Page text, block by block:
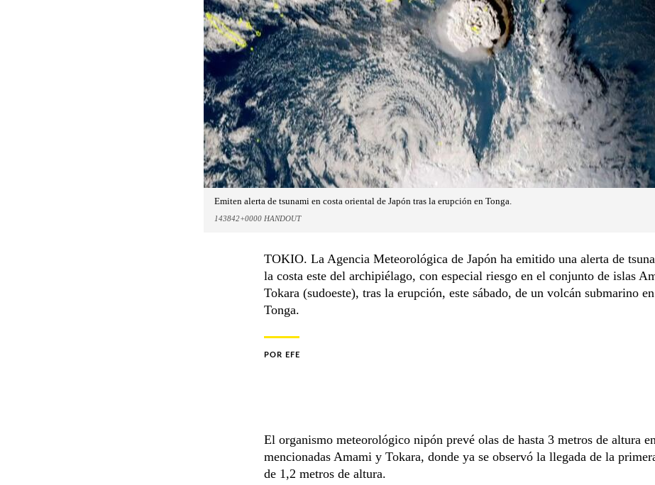
Emiten alerta de tsunami en costa oriental de Japón tras la erupción en Tonga.
143842+0000 HANDOUT
TOKIO. La Agencia Meteorológica de Japón ha emitido una alerta de
la costa este del archipiélago, con especial riesgo en el conjunto de islas
Tokara (sudoeste), tras la erupción, este sábado, de un volcán submarino en
Tonga.
POR EFE
El organismo meteorológico nipón prevé olas de hasta 3 metros de altura
mencionadas Amami y Tokara, donde ya se observó la llegada de la
de 1,2 metros de altura.